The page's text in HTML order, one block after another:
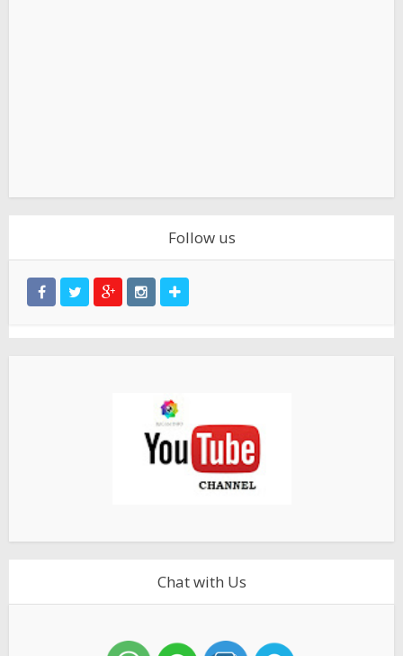
Follow us
Chat with Us